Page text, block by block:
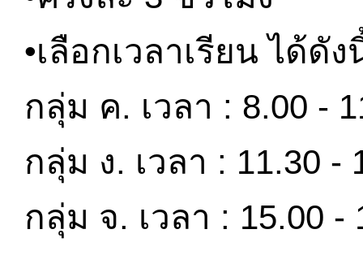
•เลือกเวลาเรียน ได้ดัง
กลุ่ม ค. เวลา : 8.00 -
กลุ่ม ง. เวลา : 11.30 -
กลุ่ม จ. เวลา : 15.00